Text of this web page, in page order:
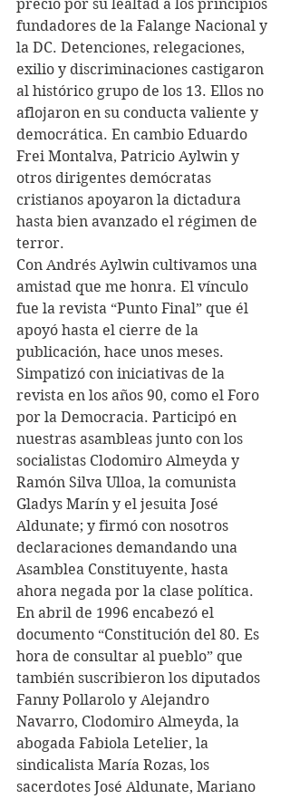
precio por su lealtad a los principios
fundadores de la Falange Nacional y
la DC. Detenciones, relegaciones,
exilio y discriminaciones castigaron
al histórico grupo de los 13. Ellos no
aflojaron en su conducta valiente y
democrática. En cambio Eduardo
Frei Montalva, Patricio Aylwin y
otros dirigentes demócratas
cristianos apoyaron la dictadura
hasta bien avanzado el régimen de
terror.
Con Andrés Aylwin cultivamos una
amistad que me honra. El vínculo
fue la revista “Punto Final” que él
apoyó hasta el cierre de la
publicación, hace unos meses.
Simpatizó con iniciativas de la
revista en los años 90, como el Foro
por la Democracia. Participó en
nuestras asambleas junto con los
socialistas Clodomiro Almeyda y
Ramón Silva Ulloa, la comunista
Gladys Marín y el jesuita José
Aldunate; y firmó con nosotros
declaraciones demandando una
Asamblea Constituyente, hasta
ahora negada por la clase política.
En abril de 1996 encabezó el
documento “Constitución del 80. Es
hora de consultar al pueblo” que
también suscribieron los diputados
Fanny Pollarolo y Alejandro
Navarro, Clodomiro Almeyda, la
abogada Fabiola Letelier, la
sindicalista María Rozas, los
sacerdotes José Aldunate, Mariano